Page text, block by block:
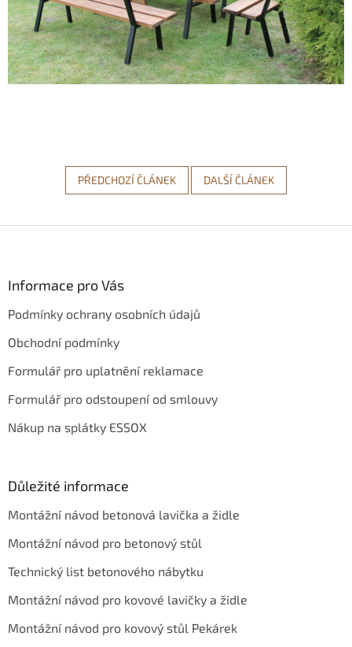
PŘEDCHOZÍ ČLÁNEK DALŠÍ ČLÁNEK
Informace pro Vás
Podmínky ochrany osobních údajů
Obchodní podmínky
Formulář pro uplatnění reklamace
Formulář pro odstoupení od smlouvy
Nákup na splátky ESSOX
Důležité informace
Montážní návod betonová lavička a židle
Montážní návod pro betonový stůl
Technický list betonového nábytku
Montážní návod pro kovové lavičky a židle
Montážní návod pro kovový stůl Pekárek